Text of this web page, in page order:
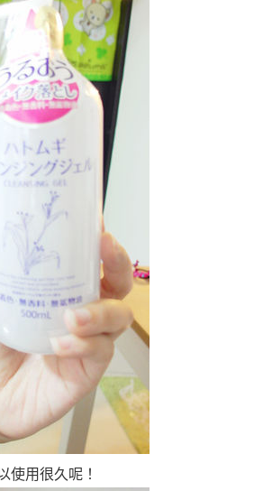
使用很久呢！